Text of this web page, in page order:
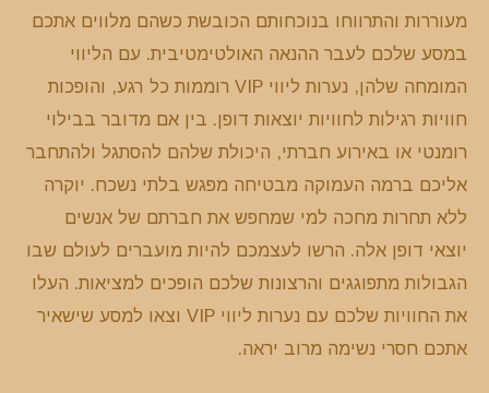
מעוררות והתרווחו בנוכחותם הכובשת כשהם מלווים אתכם
במסע שלכם לעבר ההנאה האולטימטיבית. עם הליווי
המומחה שלהן, נערות ליווי VIP רוממות כל רגע, והופכות
חוויות רגילות לחוויות יוצאות דופן. בין אם מדובר בבילוי
רומנטי או באירוע חברתי, היכולת שלהם להסתגל ולהתחבר
אליכם ברמה העמוקה מבטיחה מפגש בלתי נשכח. יוקרה
ללא תחרות מחכה למי שמחפש את חברתם של אנשים
יוצאי דופן אלה. הרשו לעצמכם להיות מועברים לעולם שבו
הגבולות מתפוגגים והרצונות שלכם הופכים למציאות. העלו
את החוויות שלכם עם נערות ליווי VIP וצאו למסע שישאיר
אתכם חסרי נשימה מרוב יראה.